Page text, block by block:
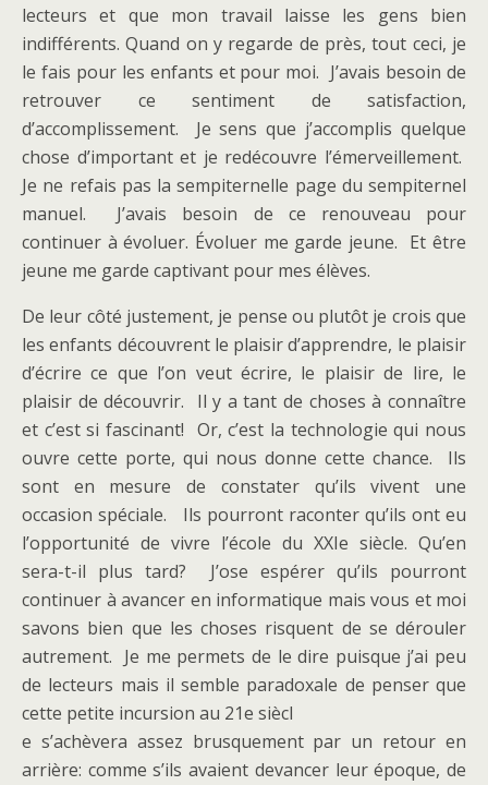
lecteurs et que mon travail laisse les gens bien
indifférents. Quand on y regarde de près, tout ceci, je
le fais pour les enfants et pour moi. J’avais besoin de
retrouver ce sentiment de satisfaction,
d’accomplissement. Je sens que j’accomplis quelque
chose d’important et je redécouvre l’émerveillement.
Je ne refais pas la sempiternelle page du sempiternel
manuel. J’avais besoin de ce renouveau pour
continuer à évoluer. Évoluer me garde jeune. Et être
jeune me garde captivant pour mes élèves.
De leur côté justement, je pense ou plutôt je crois que
les enfants découvrent le plaisir d’apprendre, le plaisir
d’écrire ce que l’on veut écrire, le plaisir de lire, le
plaisir de découvrir. Il y a tant de choses à connaître
et c’est si fascinant! Or, c’est la technologie qui nous
ouvre cette porte, qui nous donne cette chance. Ils
sont en mesure de constater qu’ils vivent une
occasion spéciale. Ils pourront raconter qu’ils ont eu
l’opportunité de vivre l’école du XXIe siècle. Qu’en
sera-t-il plus tard? J’ose espérer qu’ils pourront
continuer à avancer en informatique mais vous et moi
savons bien que les choses risquent de se dérouler
autrement. Je me permets de le dire puisque j’ai peu
de lecteurs mais il semble paradoxale de penser que
cette petite incursion au 21e siècl
e s’achèvera assez brusquement par un retour en
arrière: comme s’ils avaient devancer leur époque, de